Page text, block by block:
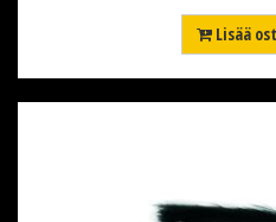
Lisää